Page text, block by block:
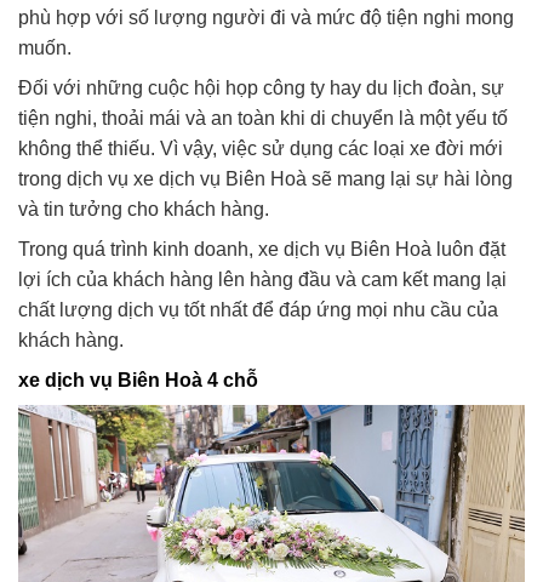
phù hợp với số lượng người đi và mức độ tiện nghi mong
muốn.
Đối với những cuộc hội họp công ty hay du lịch đoàn, sự
tiện nghi, thoải mái và an toàn khi di chuyển là một yếu tố
không thể thiếu. Vì vậy, việc sử dụng các loại xe đời mới
trong dịch vụ xe dịch vụ Biên Hoà sẽ mang lại sự hài lòng
và tin tưởng cho khách hàng.
Trong quá trình kinh doanh, xe dịch vụ Biên Hoà luôn đặt
lợi ích của khách hàng lên hàng đầu và cam kết mang lại
chất lượng dịch vụ tốt nhất để đáp ứng mọi nhu cầu của
khách hàng.
xe dịch vụ Biên Hoà 4 chỗ